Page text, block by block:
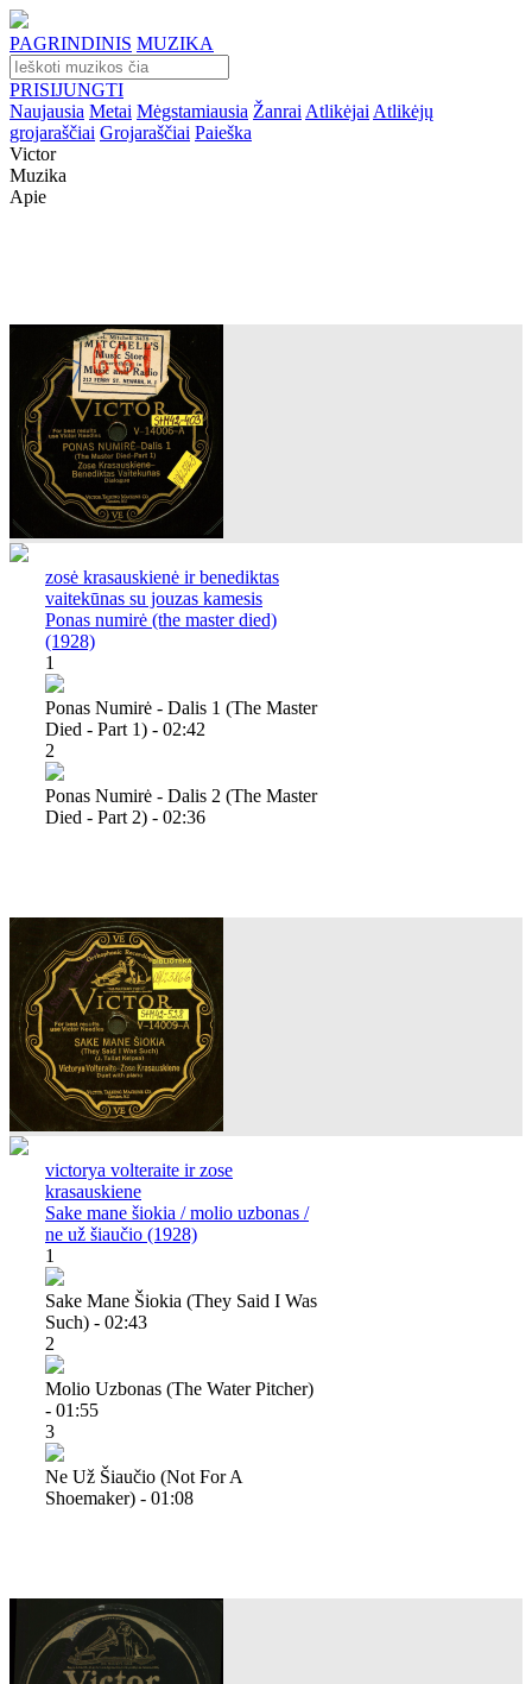
PAGRINDINIS MUZIKA
PRISIJUNGTI
Naujausia Metai Mėgstamiausia Žanrai Atlikėjai Atlikėjų
grojaraščiai Grojaraščiai Paieška
Victor
Muzika
Apie
zosė krasauskienė ir benediktas
vaitekūnas su jouzas kamesis
Ponas numirė (the master died)
(1928)
1
Ponas Numirė - Dalis 1 (the Master
Died - Part 1) - 02:42
2
Ponas Numirė - Dalis 2 (the Master
Died - Part 2) - 02:36
victorya volteraite ir zose
krasauskiene
Sake mane šiokia / molio uzbonas /
ne už šiaučio (1928)
1
Sake Mane Šiokia (they Said I Was
Such) - 02:43
2
Molio Uzbonas (the Water Pitcher)
- 01:55
3
Ne Už Šiaučio (not For A
Shoemaker) - 01:08